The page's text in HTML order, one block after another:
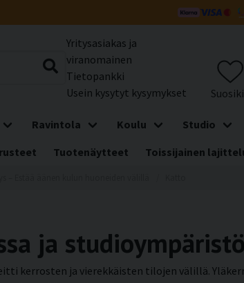
Yritysasiakas ja
viranomainen
Tietopankki
Usein kysytyt kysymykset
Ravintola Koulu Studio
Tuotenäytteet Toissijainen
ja
kerrosten ja vierekkäisten tilojen välillä.